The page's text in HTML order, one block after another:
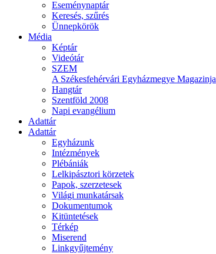
Eseménynaptár
Keresés, szűrés
Ünnepkörök
Média
Képtár
Videótár
SZEM
A Székesfehérvári Egyházmegye Magazinja
Hangtár
Szentföld 2008
Napi evangélium
Adattár
Adattár
Egyházunk
Intézmények
Plébániák
Lelkipásztori körzetek
Papok, szerzetesek
Világi munkatársak
Dokumentumok
Kitüntetések
Térkép
Miserend
Linkgyűjtemény